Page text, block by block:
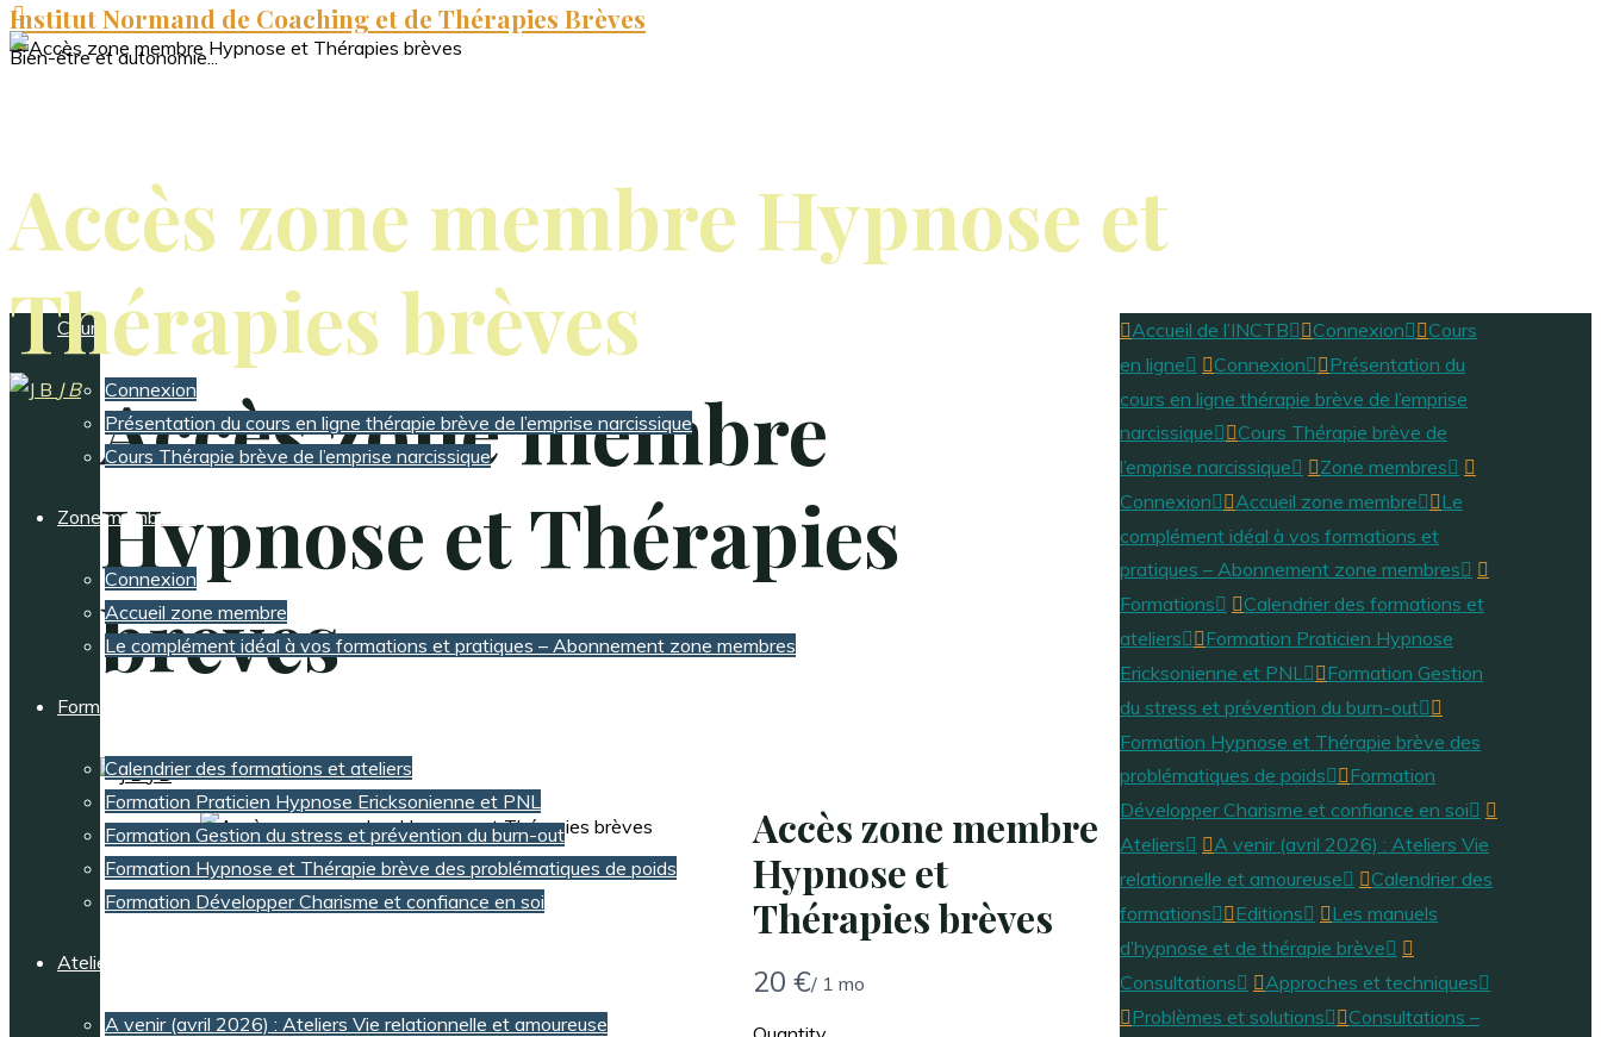
Institut Normand de Coaching et de Thérapies Brèves
Bien-être et autonomie...
Connexion
Cours en ligne
Connexion
Présentation du cours en ligne thérapie brève de l’emprise narcissique
Cours Thérapie brève de l’emprise narcissique
Zone membres
Connexion
Accueil zone membre
Le complément idéal à vos formations et pratiques – Abonnement zone membres
Formations
Calendrier des formations et ateliers
Formation Praticien Hypnose Ericksonienne et PNL
Formation Gestion du stress et prévention du burn-out
Formation Hypnose et Thérapie brève des problématiques de poids
Formation Développer Charisme et confiance en soi
Ateliers
A venir (avril 2026) : Ateliers Vie relationnelle et amoureuse
Accès zone membre Hypnose et
Thérapies brèves
J B
Accès zone membre
Hypnose et Thérapies
brèves
J B
Accès zone membre
Hypnose et
Thérapies brèves
N
o
20 €/ 1 mo
Accueil de l’INCTB Connexion
Cours
en ligne
Connexion
Présentation du
cours en ligne thérapie brève de l’emprise
narcissique
Cours Thérapie brève de
l’emprise narcissique
Zone membres
Connexion
Accueil zone membre
Le
complément idéal à vos formations et
pratiques – Abonnement zone membres
Formations
Calendrier des formations et
ateliers
Formation Praticien Hypnose
Ericksonienne et PNL
Formation Gestion
du stress et prévention du burn-out
Formation Hypnose et Thérapie brève des
problématiques de poids
Formation
Développer Charisme et confiance en soi
Ateliers
A venir (avril 2026) : Ateliers Vie
relationnelle et amoureuse
Calendrier des
formations
Editions
Les manuels
d’hypnose et de thérapie brève
Consultations
Approches et techniques
Problèmes et solutions
Consultations –